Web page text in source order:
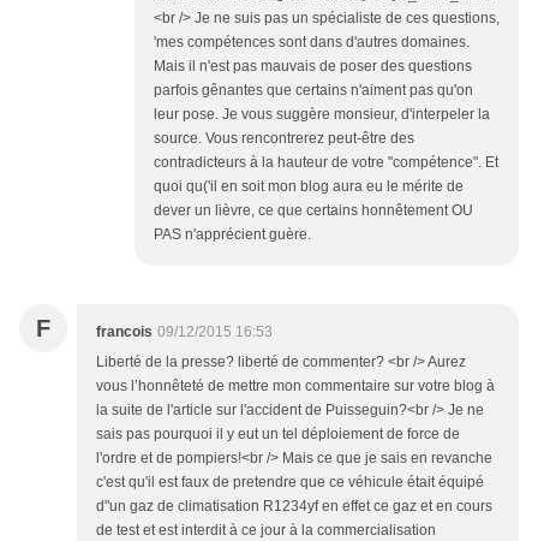
<br /> Je ne suis pas un spécialiste de ces questions,
'mes compétences sont dans d'autres domaines.
Mais il n'est pas mauvais de poser des questions
parfois gênantes que certains n'aiment pas qu'on
leur pose. Je vous suggère monsieur, d'interpeler la
source. Vous rencontrerez peut-être des
contradicteurs à la hauteur de votre "compétence". Et
quoi qu('il en soit mon blog aura eu le mérite de
dever un lièvre, ce que certains honnêtement OU
PAS n'apprécient guère.
F francois 09/12/2015 16:53
Liberté de la presse? liberté de commenter? <br /> Aurez
vous l’honnêteté de mettre mon commentaire sur votre blog à
la suite de l'article sur l'accident de Puisseguin?<br /> Je ne
sais pas pourquoi il y eut un tel déploiement de force de
l'ordre et de pompiers!<br /> Mais ce que je sais en revanche
c'est qu'il est faux de pretendre que ce véhicule était équipé
d"un gaz de climatisation R1234yf en effet ce gaz et en cours
de test et est interdit à ce jour à la commercialisation